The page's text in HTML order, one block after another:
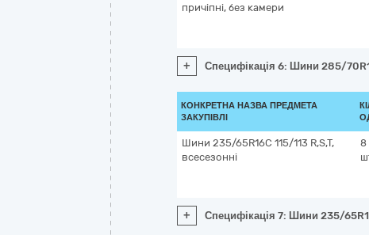
причіпні, без камери
+ Специфікація 6: Шини 285/
КОНКРЕТНА НАЗВА ПРЕДМЕТА
ЗАКУПІВЛІ
Шини 235/65R16C 115/113 R,S,T,
всесезонні
8
+ Специфікація 7: Шини 235/